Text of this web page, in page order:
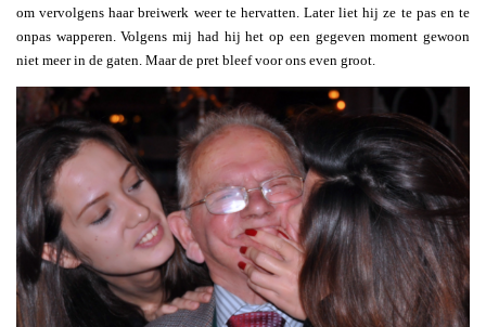
om vervolgens haar breiwerk weer te hervatten. Later liet hij ze te pas en te
onpas wapperen. Volgens mij had hij het op een gegeven moment gewoon
niet meer in de gaten. Maar de pret bleef voor ons even groot.